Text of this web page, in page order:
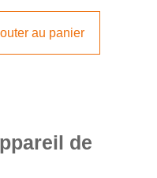
au panier
de